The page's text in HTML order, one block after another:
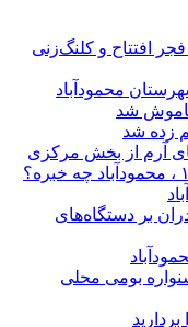
فجر افتتاح و کلنگ‌زنی
محمودآباد
شد
زده شد
آرم از بخش مرکزی
بر دستگاه‌های
بومی محلی